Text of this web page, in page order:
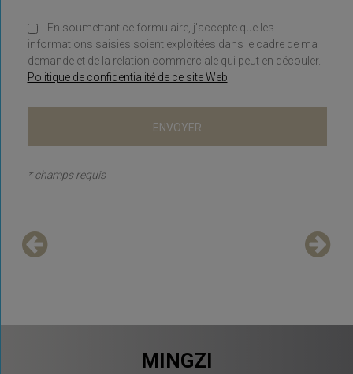
En soumettant ce formulaire, j'accepte que les
informations saisies soient exploitées dans le cadre de ma
demande et de la relation commerciale qui peut en découler.
Politique de confidentialité de ce site Web
* champs requis
MINGZI